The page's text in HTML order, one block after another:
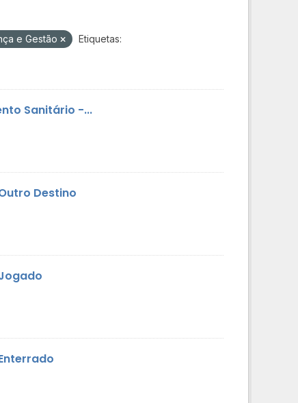
e Gestão
Etiquetas:
Sanitário -...
Destino